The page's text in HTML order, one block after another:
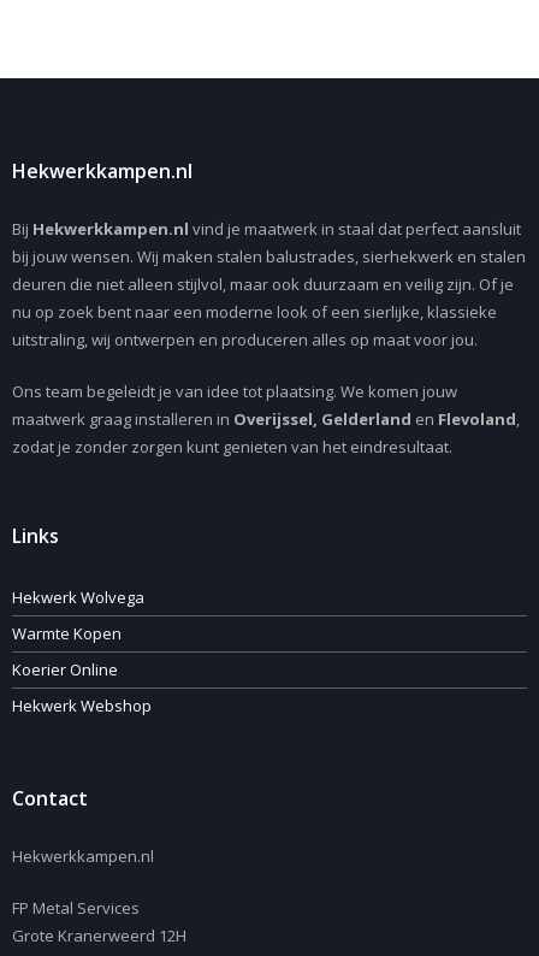
Hekwerkkampen.nl
Bij Hekwerkkampen.nl vind je maatwerk in staal dat perfect aansluit
bij jouw wensen. Wij maken stalen balustrades, sierhekwerk en stalen
deuren die niet alleen stijlvol, maar ook duurzaam en veilig zijn. Of je
nu op zoek bent naar een moderne look of een sierlijke, klassieke
uitstraling, wij ontwerpen en produceren alles op maat voor jou.
Ons team begeleidt je van idee tot plaatsing. We komen jouw
maatwerk graag installeren in Overijssel, Gelderland en Flevoland,
zodat je zonder zorgen kunt genieten van het eindresultaat.
Links
Hekwerk Wolvega
Warmte Kopen
Koerier Online
Hekwerk Webshop
Contact
Hekwerkkampen.nl
FP Metal Services
Grote Kranerweerd 12H